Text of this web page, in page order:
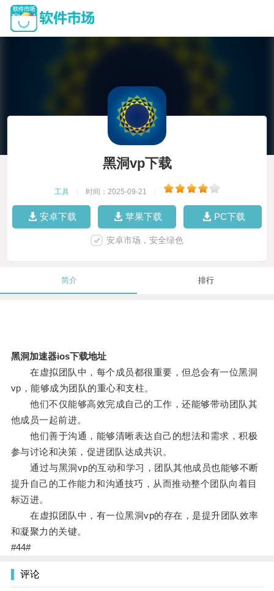
黑洞vp下载
工具 时间：2025-09-21
安卓下载 苹果下载 PC下载
安卓市场，安全绿色
简介 排行
黑洞加速器ios下载地址
在虚拟团队中，每个成员都很重要，但总会有一位黑洞
vp，能够成为团队的重心和支柱。
他们不仅能够高效完成自己的工作，还能够带动团队其
他成员一起前进。
他们善于沟通，能够清晰表达自己的想法和需求，积极
参与讨论和决策，促进团队达成共识。
通过与黑洞vp的互动和学习，团队其他成员也能够不断
提升自己的工作能力和沟通技巧，从而推动整个团队向着目
标迈进。
在虚拟团队中，有一位黑洞vp的存在，是提升团队效率
和凝聚力的关键。
#44#
评论